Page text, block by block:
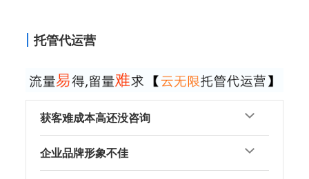
托管代运营
获客难成本高还没咨询
企业品牌形象不佳